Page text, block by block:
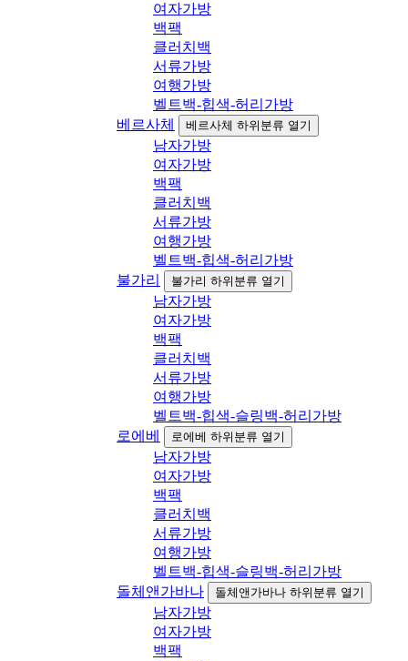
여자가방
백팩
클러치백
서류가방
여행가방
벨트백-힙색-허리가방
베르사체
베르사체 하위분류 열기
남자가방
여자가방
백팩
클러치백
서류가방
여행가방
벨트백-힙색-허리가방
불가리
불가리 하위분류 열기
남자가방
여자가방
백팩
클러치백
서류가방
여행가방
벨트백-힙색-슬링백-허리가방
로에베
로에베 하위분류 열기
남자가방
여자가방
백팩
클러치백
서류가방
여행가방
벨트백-힙색-슬링백-허리가방
돌체앤가바나
돌체앤가바나 하위분류 열기
남자가방
여자가방
백팩